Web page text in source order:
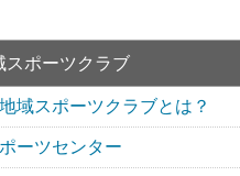
スポーツクラブ
域スポーツクラブとは？
ーツセンター